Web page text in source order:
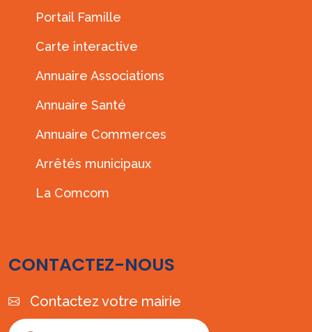
Portail Famille
Carte interactive
Annuaire Associations
Annuaire Santé
Annuaire Commerces
Arrêtés municipaux
La Comcom
CONTACTEZ-NOUS
Contactez votre mairie